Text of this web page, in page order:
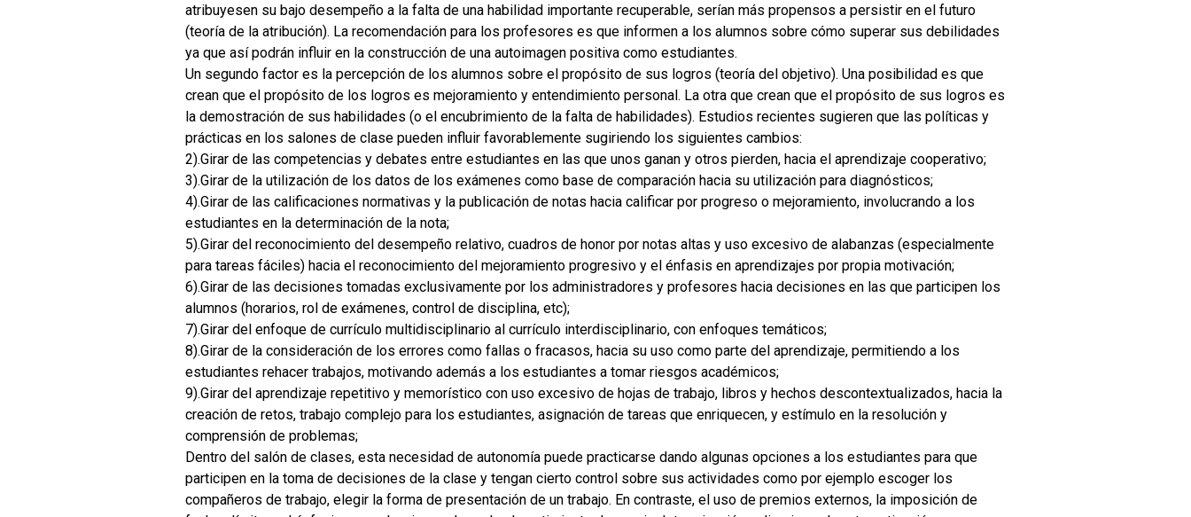
atribuyesen su bajo desempeño a la falta de una habilidad importante recuperable, serían más propensos a persistir en el futuro
(teoría de la atribución). La recomendación para los profesores es que informen a los alumnos sobre cómo superar sus debilidades
ya que así podrán influir en la construcción de una autoimagen positiva como estudiantes.
Un segundo factor es la percepción de los alumnos sobre el propósito de sus logros (teoría del objetivo). Una posibilidad es que
crean que el propósito de los logros es mejoramiento y entendimiento personal. La otra que crean que el propósito de sus logros es
la demostración de sus habilidades (o el encubrimiento de la falta de habilidades). Estudios recientes sugieren que las políticas y
prácticas en los salones de clase pueden influir favorablemente sugiriendo los siguientes cambios:
2).Girar de las competencias y debates entre estudiantes en las que unos ganan y otros pierden, hacia el aprendizaje cooperativo;
3).Girar de la utilización de los datos de los exámenes como base de comparación hacia su utilización para diagnósticos;
4).Girar de las calificaciones normativas y la publicación de notas hacia calificar por progreso o mejoramiento, involucrando a los
estudiantes en la determinación de la nota;
5).Girar del reconocimiento del desempeño relativo, cuadros de honor por notas altas y uso excesivo de alabanzas (especialmente
para tareas fáciles) hacia el reconocimiento del mejoramiento progresivo y el énfasis en aprendizajes por propia motivación;
6).Girar de las decisiones tomadas exclusivamente por los administradores y profesores hacia decisiones en las que participen los
alumnos (horarios, rol de exámenes, control de disciplina, etc);
7).Girar del enfoque de currículo multidisciplinario al currículo interdisciplinario, con enfoques temáticos;
8).Girar de la consideración de los errores como fallas o fracasos, hacia su uso como parte del aprendizaje, permitiendo a los
estudiantes rehacer trabajos, motivando además a los estudiantes a tomar riesgos académicos;
9).Girar del aprendizaje repetitivo y memorístico con uso excesivo de hojas de trabajo, libros y hechos descontextualizados, hacia la
creación de retos, trabajo complejo para los estudiantes, asignación de tareas que enriquecen, y estímulo en la resolución y
comprensión de problemas;
Dentro del salón de clases, esta necesidad de autonomía puede practicarse dando algunas opciones a los estudiantes para que
participen en la toma de decisiones de la clase y tengan cierto control sobre sus actividades como por ejemplo escoger los
compañeros de trabajo, elegir la forma de presentación de un trabajo. En contraste, el uso de premios externos, la imposición de